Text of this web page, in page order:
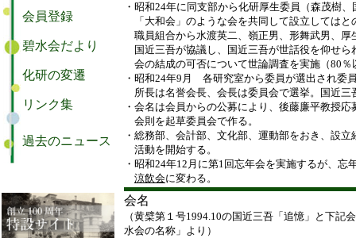
・昭和24年に同支部から化研厚生委員（森茂樹
「大和会」のような会を共同して設立してはと
職員組合から水渡英二、嶺正男、形舞武男、厚
国近三吾が協議し、国近三吾が世話役を仰せら
会の結成の可否について世論調査を実施（80％
・昭和24年9月 各研究室から委員が選出され委
所長は名誉会長、会長は委員会で選挙。国近三
・会名は会員からの公募により、後藤廉平教授
会則を起草委員会で作る。
・総務部、会計部、文化部、運動部をおき、設
活動を開始する。
・昭和24年12月に第1回忘年会を実施するが、忘
涼飲会に変わる。
会名
（黄檗第１号1994.10の国近三吾「追憶」と下記
水会の名称」より）